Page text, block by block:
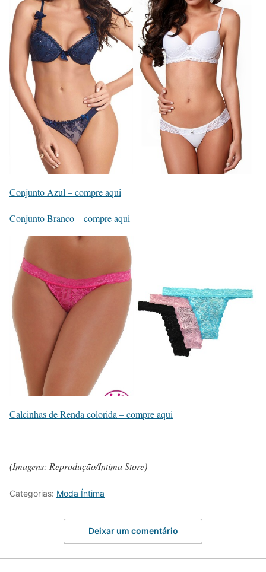
Conjunto Azul – compre aqui
Conjunto Branco – compre aqui
Calcinhas de Renda colorida – compre aqui
(Imagens: Reprodução/Intima Store)
Categorias: Moda Íntima
Deixar um comentário